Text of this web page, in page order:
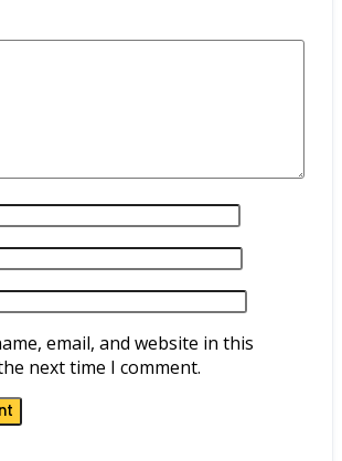
email, and website in this
next time I comment.